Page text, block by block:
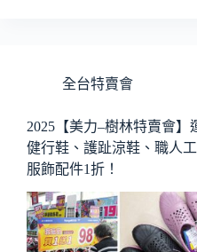
全台特賣會
2025【美力–樹林特賣會】
健行鞋、護趾涼鞋、職人
服飾配件1折！